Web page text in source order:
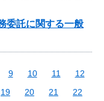
委託に関する一般
9 10 11
12
19 20 21
22